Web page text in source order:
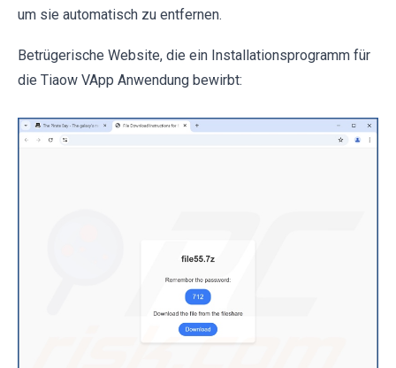
um sie automatisch zu entfernen.
Betrügerische Website, die ein Installationsprogramm für
die Tiaow VApp Anwendung bewirbt: